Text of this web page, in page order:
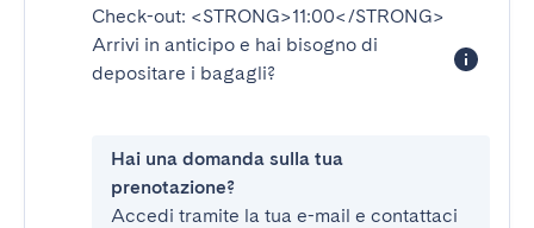
Check-out: <STRONG>11:00</STRONG>
Arrivi in anticipo e hai bisogno di
depositare i bagagli?
Hai una domanda sulla tua
prenotazione?
Accedi tramite la tua e-mail e contattaci